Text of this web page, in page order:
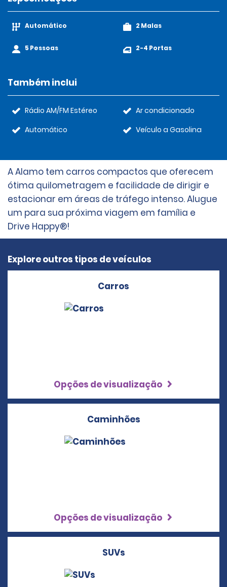
Automático
5 Pessoas
2 Malas
2-4 Portas
Também inclui
Rádio AM/FM Estéreo
Automático
Ar condicionado
Veículo a Gasolina
A Alamo tem carros compactos que oferecem
ótima quilometragem e facilidade de dirigir e
estacionar em áreas de tráfego intenso. Alugue
um para sua próxima viagem em família e
Drive Happy®!
Explore outros tipos de veículos
Carros
Opções de visualização
Caminhões
Opções de visualização
SUVs